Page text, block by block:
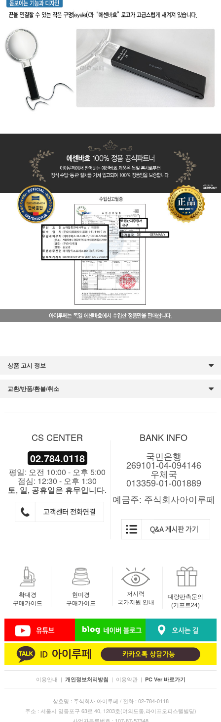
상품 고시 정보
교환/반품/환불/취소
CS CENTER
02.784.0118
평일: 오전 10:00 - 오후 5:00
점심: 12:30 - 오후 1:30
토, 일, 공휴일은 휴무입니다.
BANK INFO
국민은행
269101-04-094146
우체국
013359-01-001889
예금주: 주식회사아이루페
확대경
구매가이드
현미경
구매가이드
저시력
국가지원 안내
대량판촉문의
(기프트24)
이용안내 | 개인정보처리방침 | 이용약관 | PC Ver 바로가기
상호명 : 주식회사 아이루페 / 전화 : 02-784-0118
주소 : 서울시 영등포구 63로 40, 1203호(여의도동,라이프오피스텔빌딩)